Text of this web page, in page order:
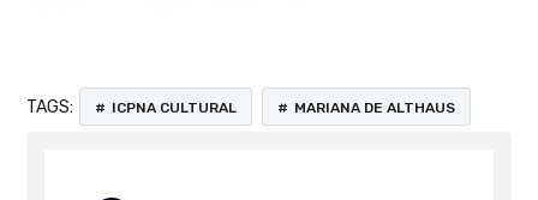
TAGS: ICPNA CULTURAL MARIANA DE ALTHAUS